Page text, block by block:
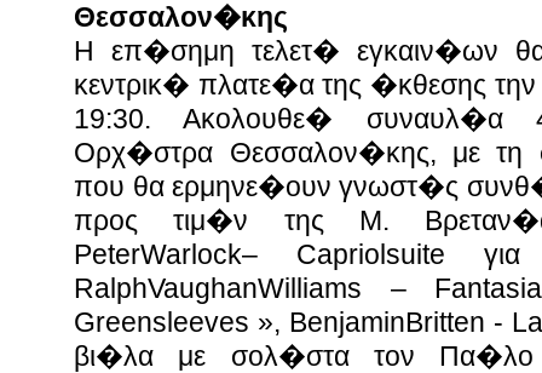
Θεσσαλον�κης
Η επ�σημη τελετ� εγκαιν�ων
κεντρικ� πλατε�α της �κθεσης
19:30. Ακολουθε�
Ορχ�στρα Θεσσαλον�κης, με τη
που θα ερμηνε�ουν γνωστ�ς
προς τιμ�ν της Μ.
PeterWarlock– Capriolsuite
RalphVaughanWilliams –
Greensleeves », BenjaminBritten -
βι�λα με σολ�στα τον